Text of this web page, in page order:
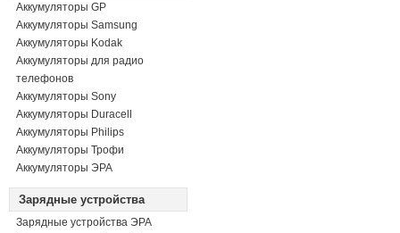
Аккумуляторы GP
Аккумуляторы Samsung
Аккумуляторы Kodak
Аккумуляторы для радио
телефонов
Аккумуляторы Sony
Аккумуляторы Duracell
Аккумуляторы Philips
Аккумуляторы Трофи
Аккумуляторы ЭРА
Зарядные устройства
Зарядные устройства ЭРА